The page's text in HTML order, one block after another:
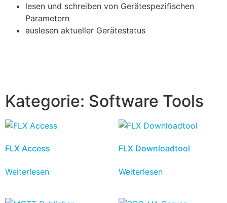
lesen und schreiben von Gerätespezifischen
Parametern
auslesen aktueller Gerätestatus
Kategorie: Software Tools
FLX Access
Weiterlesen
FLX Downloadtool
Weiterlesen